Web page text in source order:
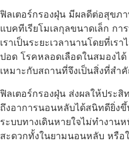
ฟิลเตอร์กรองฝุ่น มีผลดีต่อสุขภ
แบคทีเรียโมเลกุลขนาดเล็ก กา
เราเป็นระยะเวลานานโดยที่เร
ปอด โรคหลอดเลือดในสมองไ
เหมาะกับสถานที่จึงเป็นสิ่งที่สำ
ฟิลเตอร์กรองฝุ่น ส่งผลให้ประ
ถึงอาการนอนหลับได้สนิทดียิ่ง
ระบบทางเดินหายใจไม่ทำงาน
สะดวกทั้งในยามนอนหลับ หรือ